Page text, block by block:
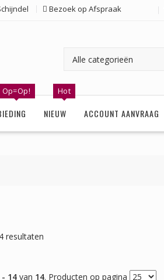
Bezoek op Afspraak
Op=Op!
NIEUW
Hot
ACCOUNT AANVRAAG
resultaten
- 14 van 14. Producten op pagina